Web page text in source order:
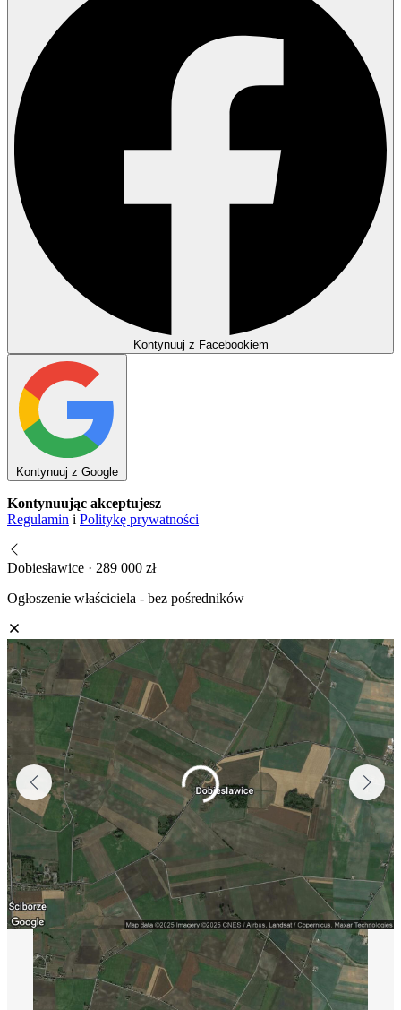
Kontynuuj z Facebookiem
Kontynuuj z Google
Kontynuując akceptujesz
Regulamin i Politykę prywatności
Dobiesławice · 289 000 zł
Ogłoszenie właściciela - bez pośredników